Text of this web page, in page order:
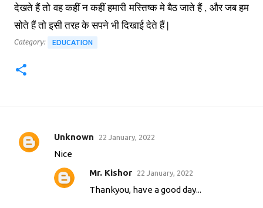
देखते हैं तो वह कहीं न कहीं हमारी मस्तिष्क मे बैठ जाते हैं , और जब हम
सोते हैं तो इसी तरह के सपने भी दिखाई देते हैं |
Category: EDUCATION
C
Unknown 22 January, 2022
Nice
Mr. Kishor 22 January, 2022
Thankyou, have a good day...